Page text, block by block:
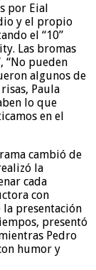
por Eial
y el propio
el “10”
Las bromas
“No pueden
algunos de
Paula
lo que
en el
cambió de
la
cada
con
presentación
presentó
Pedro
humor y